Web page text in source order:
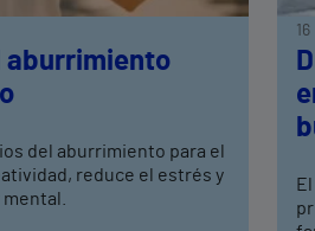
aburrimiento
del aburrimiento para el
reduce el estrés y